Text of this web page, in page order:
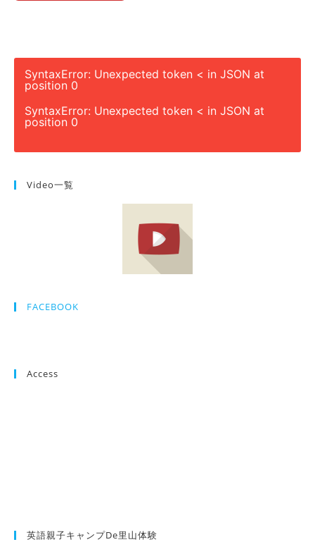
SyntaxError: Unexpected token < in JSON at
position 0
SyntaxError: Unexpected token < in JSON at
position 0
Video一覧
FACEBOOK
Access
英語親子キャンプde里山体験